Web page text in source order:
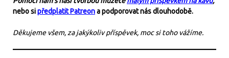
nebo sipředplatit Patreona podporovat nás dlouhodobě.
Děkujeme všem, za jakýkoliv příspěvek, moc si toho vážíme.